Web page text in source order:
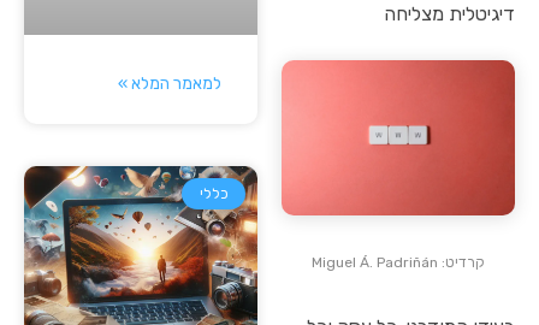
דיגיטלית מצליחה
קרדיט: Miguel Á. Padriñán
למאמר המלא »
כללי